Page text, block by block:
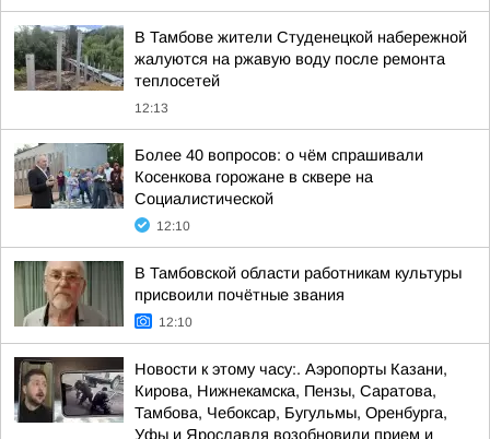
В Тамбове жители Студенецкой набережной
жалуются на ржавую воду после ремонта
теплосетей
12:13
Более 40 вопросов: о чём спрашивали
Косенкова горожане в сквере на
Социалистической
12:10
В Тамбовской области работникам культуры
присвоили почётные звания
12:10
Новости к этому часу:. Аэропорты Казани,
Кирова, Нижнекамска, Пензы, Саратова,
Тамбова, Чебоксар, Бугульмы, Оренбурга,
Уфы и Ярославля возобновили прием и